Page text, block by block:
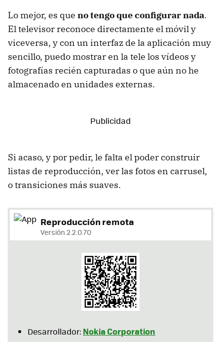
Lo mejor, es que no tengo que configurar nada.
El televisor reconoce directamente el móvil y
viceversa, y con un interfaz de la aplicación muy
sencillo, puedo mostrar en la tele los vídeos y
fotografías recién capturadas o que aún no he
almacenado en unidades externas.
Si acaso, y por pedir, le falta el poder construir
listas de reproducción, ver las fotos en carrusel,
o transiciones más suaves.
Reproducción remota
Versión 2.2.0.70
Desarrollador: Nokia Corporation